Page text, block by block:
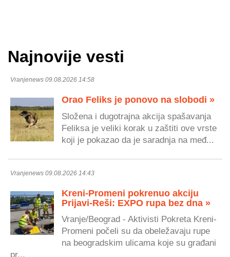
Najnovije vesti
Vranjenews 09.08.2026 14:58
Orao Feliks je ponovo na slobodi »
Složena i dugotrajna akcija spašavanja
Feliksa je veliki korak u zaštiti ove vrste
koji je pokazao da je saradnja na međ...
Vranjenews 09.08.2026 14:43
Kreni-Promeni pokrenuo akciju
Prijavi-Reši: EXPO rupa bez dna »
Vranje/Beograd - Aktivisti Pokreta Kreni-
Promeni počeli su da obeležavaju rupe
na beogradskim ulicama koje su građani
pr...